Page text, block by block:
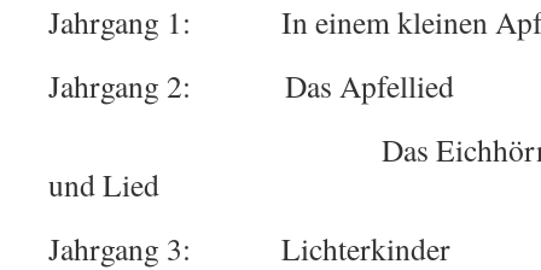
Jahrgang 1: In einem kleinen
Jahrgang 2: Das Apfellied
Das Eichhörnchen:
und Lied
Jahrgang 3: Lichterkinder